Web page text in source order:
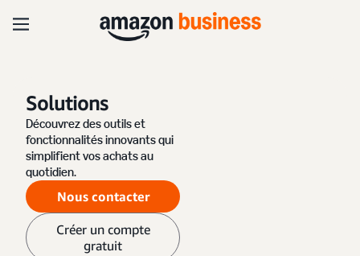
Solutions
Découvrez des outils et
fonctionnalités innovants qui
simplifient vos achats au
quotidien.
Nous contacter
Créer un compte
gratuit